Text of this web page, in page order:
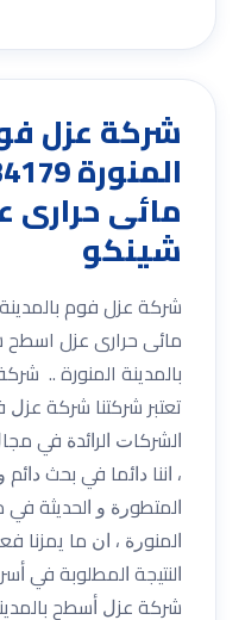
شركة عزل
مائى
شينكو
مائى حرارى عزل
بالمدينة المنورة ..
ﺗﻌﺘﺒﺮ ﺷﺮﻛﺘﻨﺎ شرﻛﺔ
ﺍﻟﺸﺮﻛﺎﺕ ﺍﻟﺮﺍﺋﺪﺓ ﻓﻲ
، ﺍﻧﻨﺎ ﺩﺍﺋﻤﺎ ﻓﻲ ﺑﺤﺚ
ﺍﻟﻤﺘﻄﻮﺭﺓ ﻭ ﺍﻟﺤﺪﻳﺜﺔ
ﺍﻟﻤﻨﻮﺭﺓ ، ﺍﻥ ﻣﺎ ﻳﻤﺰﻧﺎ
ﺍﻟﻨﺘﻴﺠﺔ ﺍﻟﻤﻄﻠﻮﺑﺔ ﻓﻲ
ﺷﺮﻛﺔ ﻋﺰﻝ ﺃﺳﻄﺢ